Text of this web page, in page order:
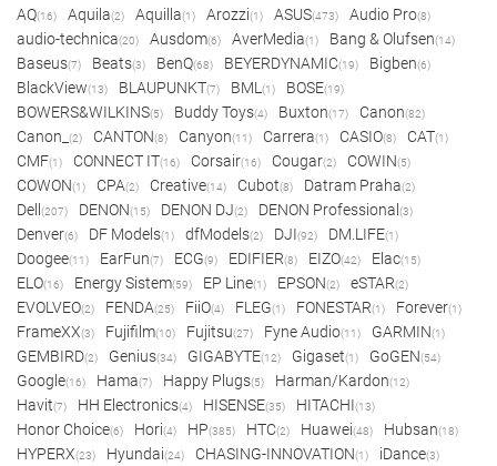
AQ(16) Aquila(2) Aquilla(1) Arozzi(1) ASUS(473) Audio Pro(8)
audio-technica(20) Ausdom(6) AverMedia(1) Bang & Olufsen(14)
Baseus(7) Beats(3) BenQ(68) BEYERDYNAMIC(19) Bigben(6)
BlackView(13) BLAUPUNKT(7) BML (1) BOSE(19)
BOWERS&WILKINS(5) Buddy Toys(4) Buxton(17) Canon(82)
Canon_ (2) CANTON(8) Canyon(11) Carrera(1) CASIO(8) CAT(1)
CMF(1) CONNECT IT(16) Corsair(16) Cougar(2) COWIN(5)
COWON(1) CPA(2) Creative(14) Cubot(8) Datram Praha(2)
Dell (207) DENON(15) DENON DJ(2) DENON Professional (3)
Denver(6) DF Models(1) dfModels(2) DJI(92) DM.LIFE(1)
Doogee(11) EarFun(7) ECG(9) EDIFIER(8) EIZO(42) Elac(15)
ELO(16) Energy Sistem(59) EP Line(1) EPSON(2) eSTAR(2)
EVOLVEO(2) FENDA(25) FiiO(4) FLEG(1) FONESTAR(1) Forever(1)
FrameXX(3) Fujifilm(10) Fujitsu(27) Fyne Audio(11) GARMIN(1)
GEMBIRD(2) Genius(34) GIGABYTE(12) Gigaset(1) GoGEN(54)
Google(16) Hama(7) Happy Plugs(5) Harman/Kardon(12)
Havit(7) HH Electronics(4) HISENSE(35) HITACHI(13)
Honor Choice(6) Hori(4) HP(385) HTC(2) Huawei(48) Hubsan(18)
HYPERX(23) Hyundai(24) CHASING-INNOVATION(1) iDance(3)